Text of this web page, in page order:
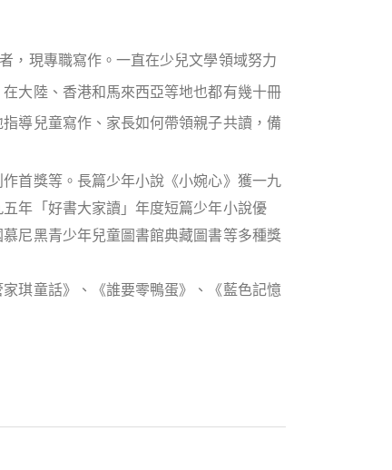
，現專職寫作。一直在少兒文學領域努力
大陸、香港和馬來西亞等地也都有幾十冊
導兒童寫作、家長如何帶領親子共讀，備
首獎等。長篇少年小說《小婉心》獲一九
年「好書大家讀」年度短篇少年小說優
尼黑青少年兒童圖書館典藏圖書等多種獎
琪童話》、《誰要零鴨蛋》、《藍色記憶